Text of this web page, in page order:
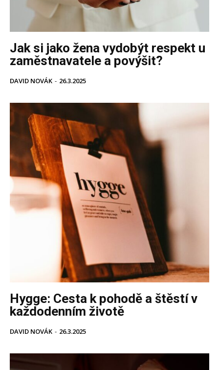
Jak si jako žena vydobýt respekt u
zaměstnavatele a povýšit?
DAVID NOVÁK - 26.3.2025
Hygge: Cesta k pohodě a štěstí v
každodenním životě
DAVID NOVÁK - 26.3.2025